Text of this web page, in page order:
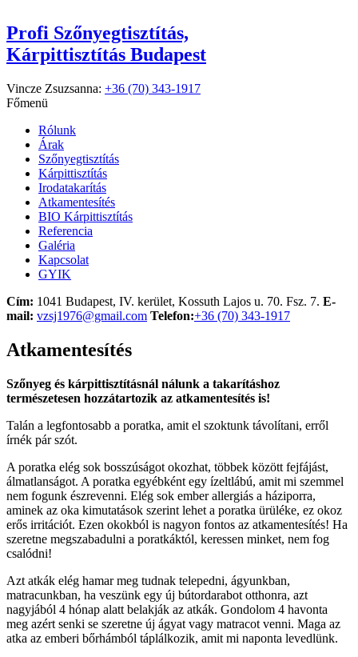
Profi Szőnyegtisztítás,
Kárpittisztítás Budapest
Vincze Zsuzsanna: +36 (70) 343-1917
Főmenü
Rólunk
Árak
Szőnyegtisztítás
Kárpittisztítás
Irodatakarítás
Atkamentesítés
BIO Kárpittisztítás
Referencia
Galéria
Kapcsolat
GYIK
Cím: 1041 Budapest, IV. kerület, Kossuth Lajos u. 70. Fsz. 7. E-
mail: vzsj1976@gmail.com Telefon:+36 (70) 343-1917
Atkamentesítés
Szőnyeg és kárpittisztításnál nálunk a takarításhoz
természetesen hozzátartozik az atkamentesítés is!
Talán a legfontosabb a poratka, amit el szoktunk távolítani, erről
írnék pár szót.
A poratka elég sok bosszúságot okozhat, többek között fejfájást,
álmatlanságot. A poratka egyébként egy ízeltlábú, amit mi szemmel
nem fogunk észrevenni. Elég sok ember allergiás a háziporra,
aminek az oka kimutatások szerint lehet a poratka ürüléke, ez okoz
erős irritációt. Ezen okokból is nagyon fontos az atkamentesítés! Ha
szeretne megszabadulni a poratkáktól, keressen minket, nem fog
csalódni!
Azt atkák elég hamar meg tudnak telepedni, ágyunkban,
matracunkban, ha veszünk egy új bútordarabot otthonra, azt
nagyjából 4 hónap alatt belakják az atkák. Gondolom 4 havonta
meg azért senki se szeretne új ágyat vagy matracot venni. Maga az
atka az emberi bőrhámból táplálkozik, amit mi naponta levedlünk.